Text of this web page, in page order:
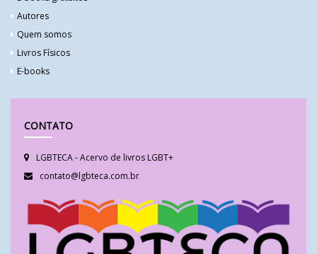
Autores
Quem somos
Livros Físicos
E-books
CONTATO
LGBTECA - Acervo de livros LGBT+
contato@lgbteca.com.br